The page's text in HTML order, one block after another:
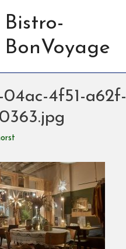
Bistro-
BonVoyage
4f51-a62f-